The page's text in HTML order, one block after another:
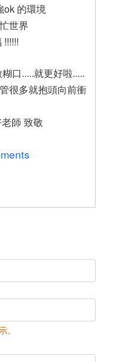
ok 的環境
世界
口.....就更好啦.....
很多就抱頭向前衝
師 致敬